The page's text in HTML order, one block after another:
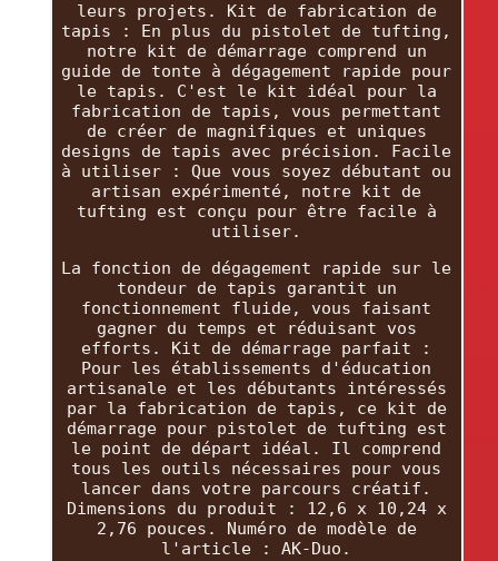
leurs projets. Kit de fabrication de
tapis : En plus du pistolet de tufting,
notre kit de démarrage comprend un
guide de tonte à dégagement rapide pour
le tapis. C'est le kit idéal pour la
fabrication de tapis, vous permettant
de créer de magnifiques et uniques
designs de tapis avec précision. Facile
à utiliser : Que vous soyez débutant ou
artisan expérimenté, notre kit de
tufting est conçu pour être facile à
utiliser.
La fonction de dégagement rapide sur le
tondeur de tapis garantit un
fonctionnement fluide, vous faisant
gagner du temps et réduisant vos
efforts. Kit de démarrage parfait :
Pour les établissements d'éducation
artisanale et les débutants intéressés
par la fabrication de tapis, ce kit de
démarrage pour pistolet de tufting est
le point de départ idéal. Il comprend
tous les outils nécessaires pour vous
lancer dans votre parcours créatif.
Dimensions du produit : 12,6 x 10,24 x
2,76 pouces. Numéro de modèle de
l'article : AK-Duo.